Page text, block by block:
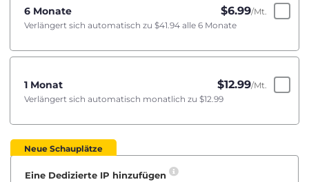
6 Monate $6.99/Mt.
Verlängert sich automatisch zu $41.94 alle 6 Monate
1 Monat $12.99/Mt.
Verlängert sich automatisch monatlich zu $12.99
Neue Schauplätze
Eine Dedizierte IP hinzufügen